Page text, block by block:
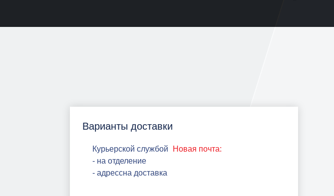
Варианты доставки
Курьерской службой
Новая почта:
- на отделение
- адрессна доставка